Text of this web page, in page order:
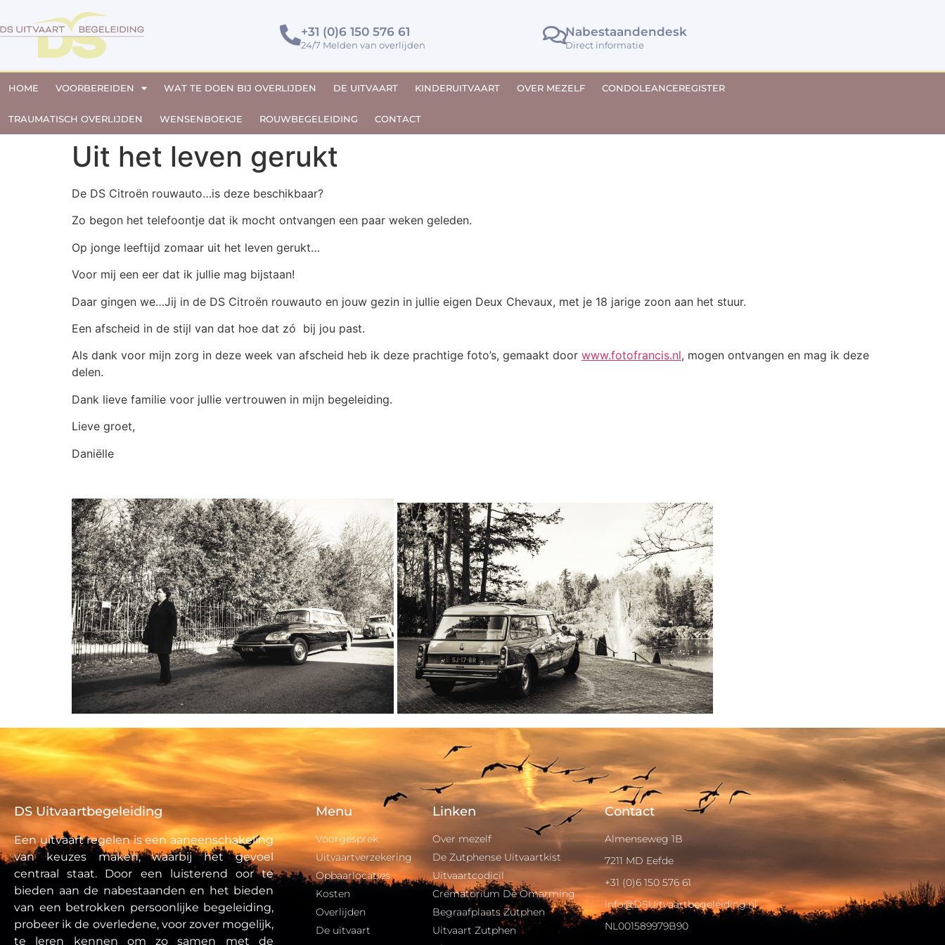
+31 (0)6 150 576 61
24/7 Melden van overlijden
Nabestaandendesk
Direct informatie
HOME VOORBEREIDEN WAT TE DOEN BIJ OVERLIJDEN DE UITVAART KINDERUITVAART OVER MEZELF CONDOLEANCEREGISTER
TRAUMATISCH OVERLIJDEN WENSENBOEKJE ROUWBEGELEIDING CONTACT
Uit het leven gerukt
De DS Citroën rouwauto…is deze beschikbaar?
Zo begon het telefoontje dat ik mocht ontvangen een paar weken geleden.
Op jonge leeftijd zomaar uit het leven gerukt…
Voor mij een eer dat ik jullie mag bijstaan!
Daar gingen we…Jij in de DS Citroën rouwauto en jouw gezin in jullie eigen Deux Chevaux, met je 18 jarige zoon aan het stuur.
Een afscheid in de stijl van dat hoe dat zó bij jou past.
Als dank voor mijn zorg in deze week van afscheid heb ik deze prachtige foto’s, gemaakt door www.fotofrancis.nl, mogen ontvangen en mag ik deze
delen.
Dank lieve familie voor jullie vertrouwen in mijn begeleiding.
Lieve groet,
Daniëlle
DS Uitvaartbegeleiding
Een uitvaart regelen is een aaneenschakeling
van keuzes maken, waarbij het gevoel
centraal staat. Door een luisterend oor te
bieden aan de nabestaanden en het bieden
van een betrokken persoonlijke begeleiding,
probeer ik de overledene, voor zover mogelijk,
te leren kennen om zo samen met de
Menu
Voorgesprek
Uitvaartverzekering
Opbaarlocaties
Kosten
Overlijden
De uitvaart
Linken
Over mezelf
De Zutphense Uitvaartkist
Uitvaartcodicil
Crematorium De Omarming
Begraafplaats Zutphen
Uitvaart Zutphen
Contact
Almenseweg 1B
7211 MD Eefde
+31 (0)6 150 576 61
info@DSUitvaartbegeleiding.nl
NL001589979B90